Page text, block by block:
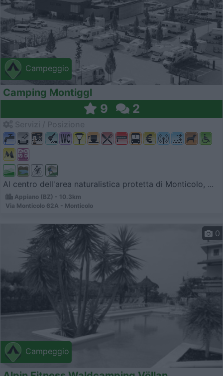
Campeggio
Camping Montiggl
9 2
Al centro dell'area naturalistica protetta di Monticolo, ...
Appiano (BZ) - 10.3km
Via Monticolo 62A - Monticolo
Campeggio
0